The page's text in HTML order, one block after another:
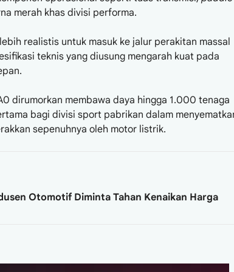
merah khas divisi performa.
realistis untuk masuk ke jalur perakitan massal
teknis yang diusung mengarah kuat pada
dirumorkan membawa daya hingga 1.000 tenaga
bagi divisi sport pabrikan dalam
sepenuhnya oleh motor listrik.
Otomotif Diminta Tahan Kenaikan Harga